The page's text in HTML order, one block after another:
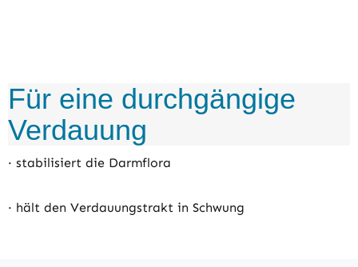
Für eine durchgängige
Verdauung
· stabilisiert die Darmflora
· hält den Verdauungstrakt in Schwung